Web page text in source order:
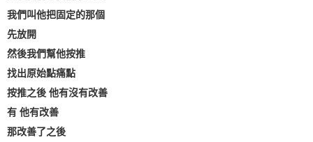
我們叫他把固定的那個
先放開
然後我們幫他按推
找出原始點痛點
按推之後 他有沒有改善
有 他有改善
那改善了之後